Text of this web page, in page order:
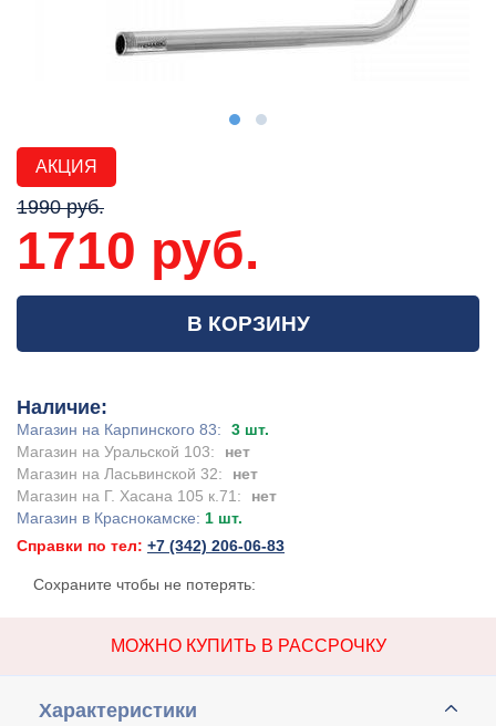
АКЦИЯ
1990 руб.
1710 руб.
В КОРЗИНУ
Наличие:
Магазин на Карпинского 83:
3 шт.
Магазин на Уральской 103:
нет
Магазин на Ласьвинской 32:
нет
Магазин на Г. Хасана 105 к.71:
нет
Магазин в Краснокамске: 1 шт.
Справки по тел: +7 (342) 206-06-83
Сохраните чтобы не потерять:
МОЖНО КУПИТЬ В РАССРОЧКУ
Характеристики